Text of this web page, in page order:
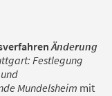
Änderung
Festlegung
Mundelsheim mit